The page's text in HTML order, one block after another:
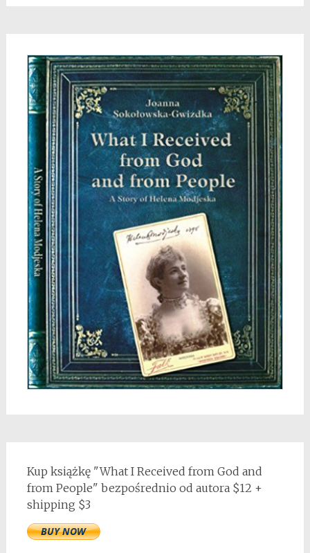
Kup książkę "What I Received from God and
from People" bezpośrednio od autora $12 +
shipping $3